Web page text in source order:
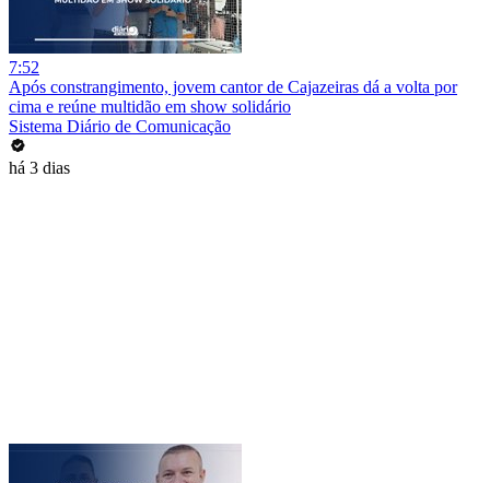
7:52
Após constrangimento, jovem cantor de Cajazeiras dá a volta por
cima e reúne multidão em show solidário
Sistema Diário de Comunicação
há 3 dias